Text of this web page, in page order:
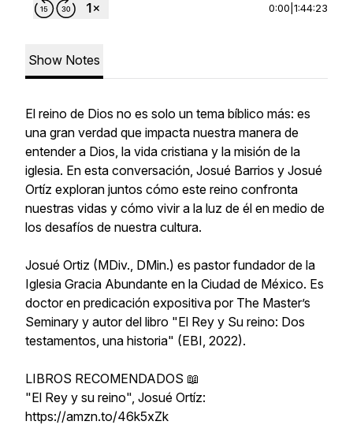
0:00 1:44:23
Show Notes
El reino de Dios no es solo un tema bíblico más: es
una gran verdad que impacta nuestra manera de
entender a Dios, la vida cristiana y la misión de la
iglesia. En esta conversación, Josué Barrios y Josué
Ortíz exploran juntos cómo este reino confronta
nuestras vidas y cómo vivir a la luz de él en medio de
los desafíos de nuestra cultura.
Josué Ortiz (MDiv., DMin.) es pastor fundador de la
Iglesia Gracia Abundante en la Ciudad de México. Es
doctor en predicación expositiva por The Master’s
Seminary y autor del libro "El Rey y Su reino: Dos
testamentos, una historia" (EBI, 2022).
LIBROS RECOMENDADOS 📖
"El Rey y su reino", Josué Ortíz:
https://amzn.to/46k5xZk